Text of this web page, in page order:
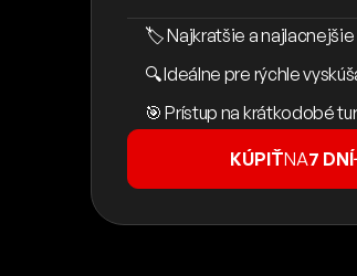
🏷️ Najkratšie a
🔍 Ideálne pre rýchle
🎯 Prístup na krátkodobé
KÚPIŤNA7 DNÍ